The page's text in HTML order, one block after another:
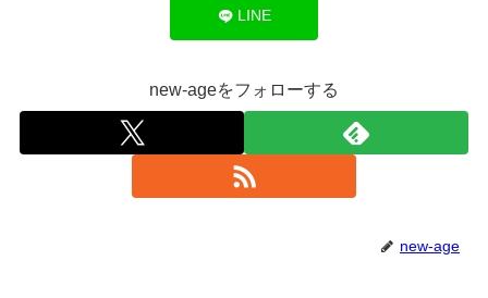
LINE
new-ageをフォローする
new-age